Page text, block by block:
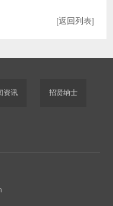
[返回列表]
资讯 招贤纳士